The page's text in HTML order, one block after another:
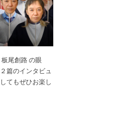
尾創路 の眼
篇のインタビュ
てもぜひお楽し